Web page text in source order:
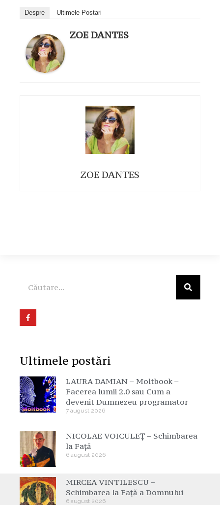
Despre Ultimele Postari
ZOE DANTES
ZOE DANTES
Ultimele postări
LAURA DAMIAN – Moltbook –
Facerea lumii 2.0 sau Cum a
devenit Dumnezeu programator
7 august 2026
NICOLAE VOICULEȚ – Schimbarea
la Față
6 august 2026
MIRCEA VINTILESCU –
Schimbarea la Față a Domnului
6 august 2026